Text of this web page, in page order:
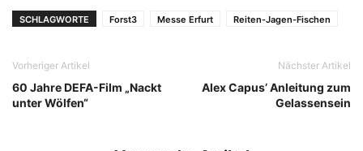
SCHLAGWORTE Forst3 Messe Erfurt Reiten-Jagen-Fischen
Vorheriger Artikel
60 Jahre DEFA-Film „Nackt
unter Wölfen“
Nächster Artikel
Alex Capus’ Anleitung zum
Gelassensein